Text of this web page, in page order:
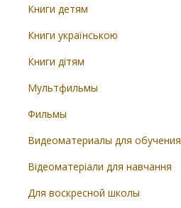
Книги детям
Книги українською
Книги дітям
Мультфильмы
Фильмы
Видеоматериалы для обучения
Відеоматеріали для навчання
Для воскресной школы